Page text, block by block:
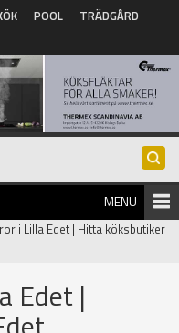
POOL
TRÄDGÅRD
MENU
i Lilla Edet | Hitta köksbutiker
Edet |